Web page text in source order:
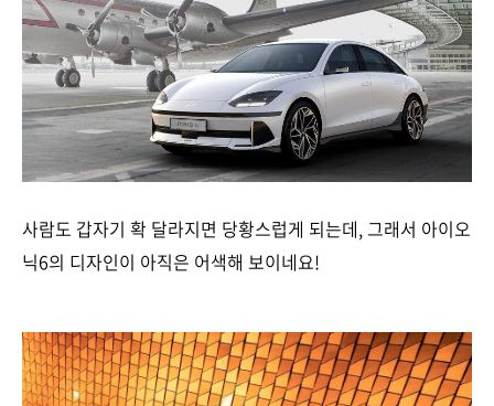
사람도 갑자기 확 달라지면 당황스럽게 되는데, 그래서 아이오
닉6의 디자인이 아직은 어색해 보이네요!